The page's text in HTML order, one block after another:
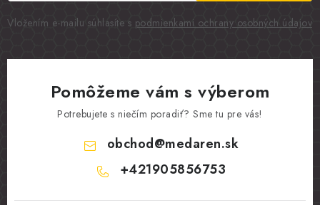
Vložením e-mailu súhlasíte s podmienkami ochrany osobných údajov
Pomôžeme vám s výberom
Potrebujete s niečím poradiť? Sme tu pre vás!
obchod@medaren.sk
+421905856753